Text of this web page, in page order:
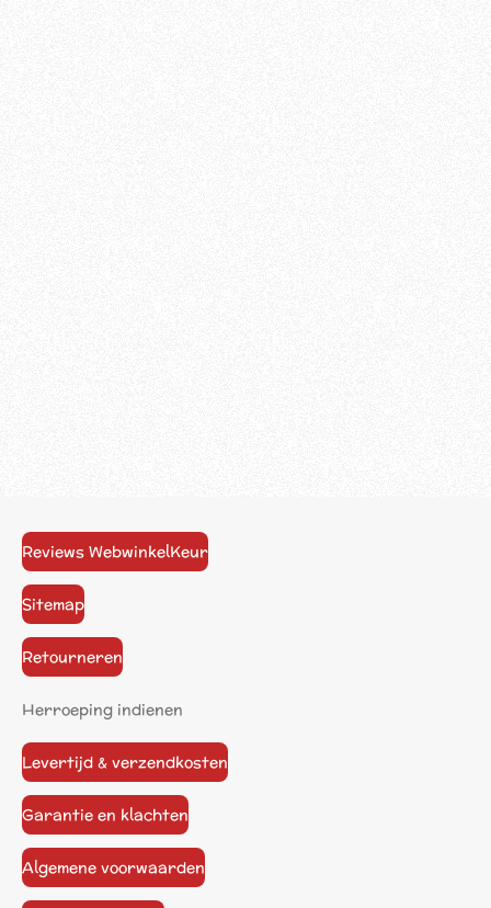
Reviews WebwinkelKeur
Sitemap
Retourneren
Herroeping indienen
Levertijd & verzendkosten
Garantie en klachten
Algemene voorwaarden